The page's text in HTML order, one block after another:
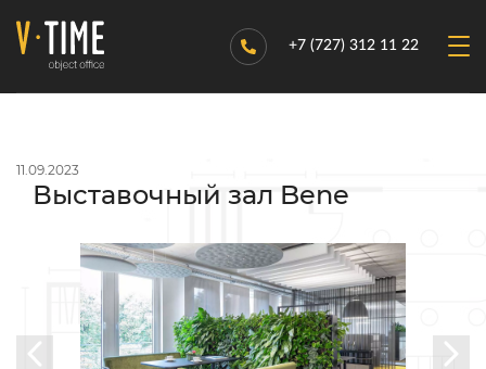
+7 (727) 312 11 22
11.09.2023
Выставочный зал Bene